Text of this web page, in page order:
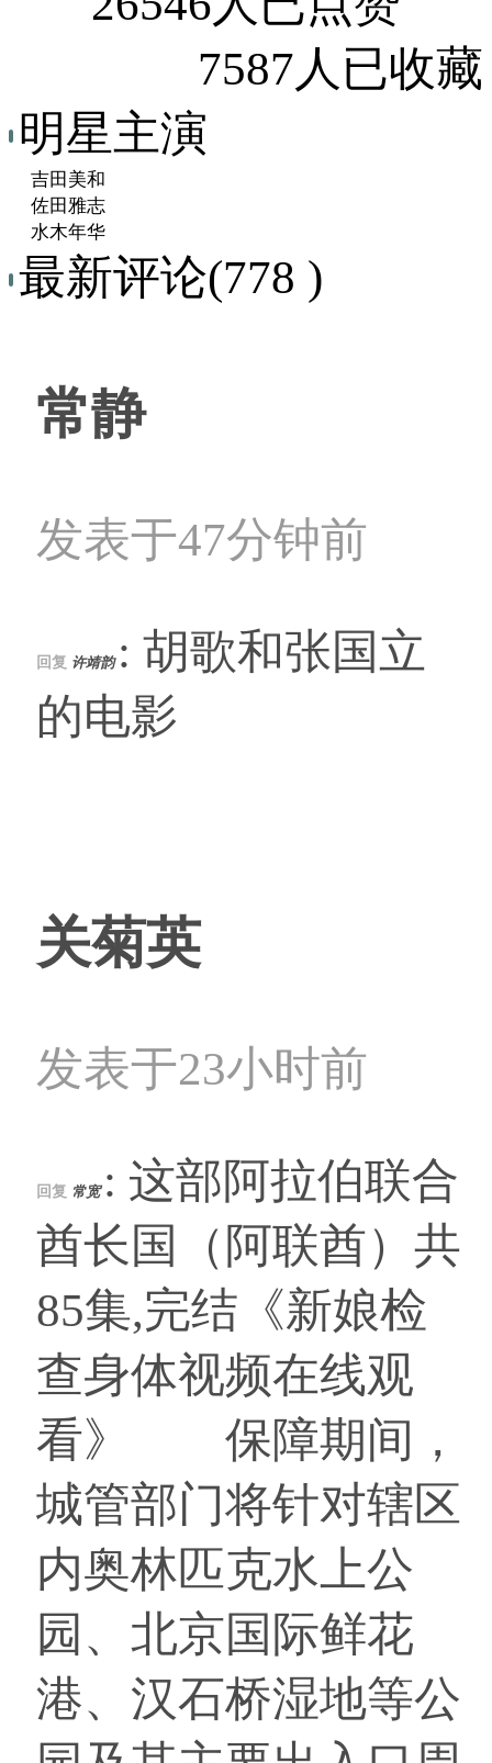
7587人已收藏
明星主演
吉田美和
佐田雅志
水木年华
最新评论(778 )
常静
发表于47分钟前
回复 许靖韵 : 胡歌和张国立
的电影
关菊英
发表于23小时前
回复 常宽 : 这部阿拉伯联合
酋长国（阿联酋）共
85集,完结《新娘检
查身体视频在线观
看》 保障期间，
城管部门将针对辖区
内奥林匹克水上公
园、北京国际鲜花
港、汉石桥湿地等公